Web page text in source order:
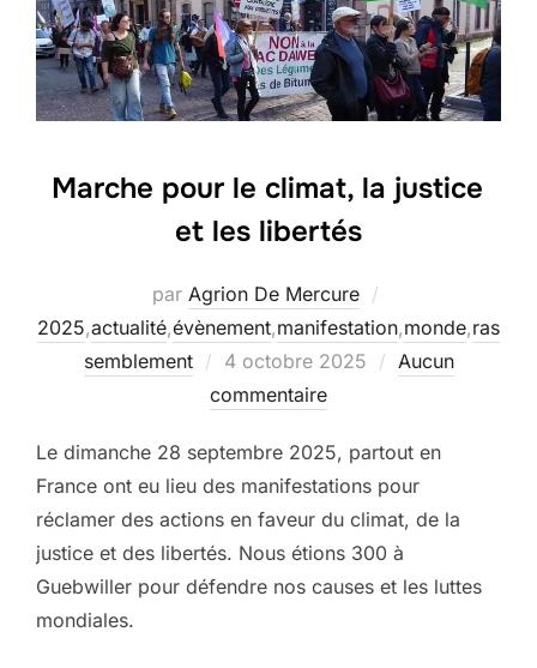
Marche pour le climat, la justice
et les libertés
par Agrion De Mercure
2025,actualité,évènement,manifestation,monde,ras
semblement
Publié
le
4 octobre 2025
Aucun
commentaire
Le dimanche 28 septembre 2025, partout en
France ont eu lieu des manifestations pour
réclamer des actions en faveur du climat, de la
justice et des libertés. Nous étions 300 à
Guebwiller pour défendre nos causes et les luttes
mondiales.